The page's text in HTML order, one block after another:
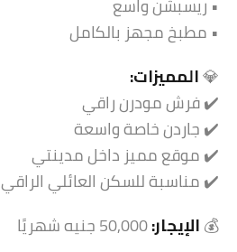
• مطبخ مجهز بالكامل
💎المميزات:
✔️ فرش مودرن راقي
✔️ جاردن خاصة واسعة
✔️ موقع مميز داخل مدينتي
✔️ مناسبة للسكن العائلي الراقي
💰الإيجار: